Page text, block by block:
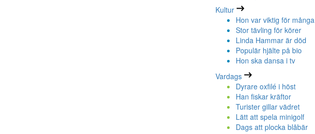
Kultur
Hon var viktig för många
Stor tävling för körer
Linda Hammar är död
Populär hjälte på bio
Hon ska dansa i tv
Vardags
Dyrare oxfilé i höst
Han fiskar kräftor
Turister gillar vädret
Lätt att spela minigolf
Dags att plocka blåbär